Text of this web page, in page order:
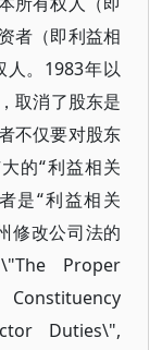
者（即利益相
。1983年以
取消了股东是
不仅要对股东
的“利益相关
是“利益相关
修改公司法的
Proper
Duties\",